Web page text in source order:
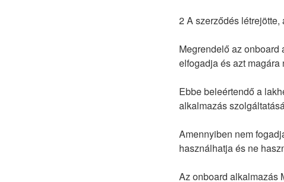
2 A szerződés
Megrendelő az
elfogadja és azt
Ebbe beleértendő a
alkalmazás
Amennyiben nem
használhatja és ne
Az onboard alkalmazás